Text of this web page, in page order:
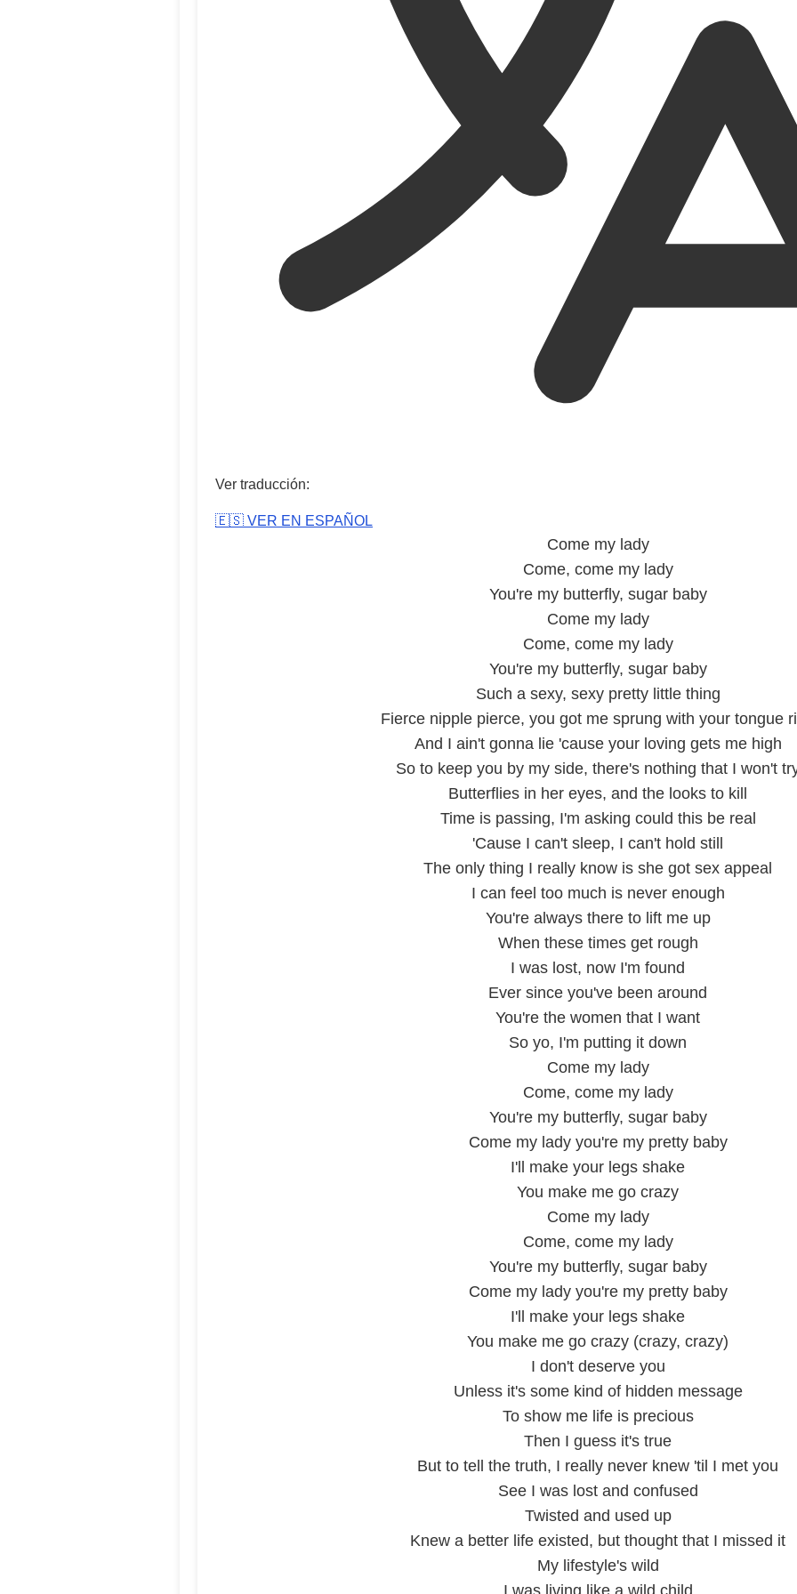
Ver traducción:
🇪🇸 VER EN ESPAÑOL
Come my lady
Come, come my lady
You're my butterfly, sugar baby
Come my lady
Come, come my lady
You're my butterfly, sugar baby
Such a sexy, sexy pretty little thing
Fierce nipple pierce, you got me sprung with your tongue
And I ain't gonna lie 'cause your loving gets me high
So to keep you by my side, there's nothing that I won't
Butterflies in her eyes, and the looks to kill
Time is passing, I'm asking could this be real
'Cause I can't sleep, I can't hold still
The only thing I really know is she got sex appeal
I can feel too much is never enough
You're always there to lift me up
When these times get rough
I was lost, now I'm found
Ever since you've been around
You're the women that I want
So yo, I'm putting it down
Come my lady
Come, come my lady
You're my butterfly, sugar baby
Come my lady you're my pretty baby
I'll make your legs shake
You make me go crazy
Come my lady
Come, come my lady
You're my butterfly, sugar baby
Come my lady you're my pretty baby
I'll make your legs shake
You make me go crazy (crazy, crazy)
I don't deserve you
Unless it's some kind of hidden message
To show me life is precious
Then I guess it's true
But to tell the truth, I really never knew 'til I met you
See I was lost and confused
Twisted and used up
Knew a better life existed, but thought that I missed it
My lifestyle's wild
I was living like a wild child